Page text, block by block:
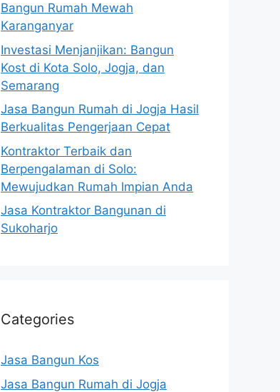
Bangun Rumah Mewah
Karanganyar
Investasi Menjanjikan: Bangun
Kost di Kota Solo, Jogja, dan
Semarang
Jasa Bangun Rumah di Jogja Hasil
Berkualitas Pengerjaan Cepat
Kontraktor Terbaik dan
Berpengalaman di Solo:
Mewujudkan Rumah Impian Anda
Jasa Kontraktor Bangunan di
Sukoharjo
Categories
Jasa Bangun Kos
Jasa Bangun Rumah di Jogja